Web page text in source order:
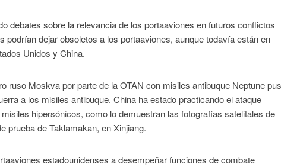
debates sobre la relevancia de los portaaviones en futuros conflictos
dejar obsoletos a los portaaviones, aunque todavía están en
Unidos y China.
ruso Moskva por parte de la OTAN con misiles antibuque Neptune
a los misiles antibuque. China ha estado practicando el ataque
hipersónicos, como lo demuestran las fotografías satelitales de
prueba de Taklamakan, en Xinjiang.
estadounidenses a desempeñar funciones de combate